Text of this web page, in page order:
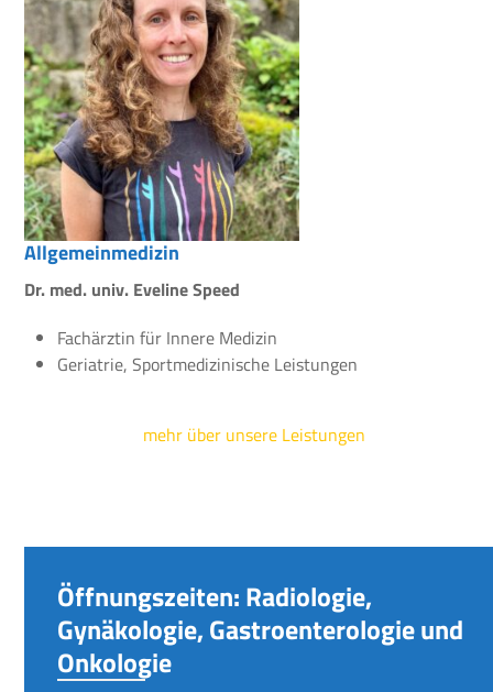
Allgemeinmedizin
Dr. med. univ. Eveline Speed
Fachärztin für Innere Medizin
Geriatrie, Sportmedizinische Leistungen
mehr über unsere Leistungen
Öffnungszeiten: Radiologie,
Gynäkologie, Gastroenterologie und
Onkologie